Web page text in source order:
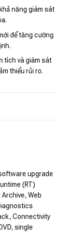
năng giám sát
để tăng cường
tích và giám sát
thiểu rủi ro.
upgrade
(RT)
Web
Connectivity
single